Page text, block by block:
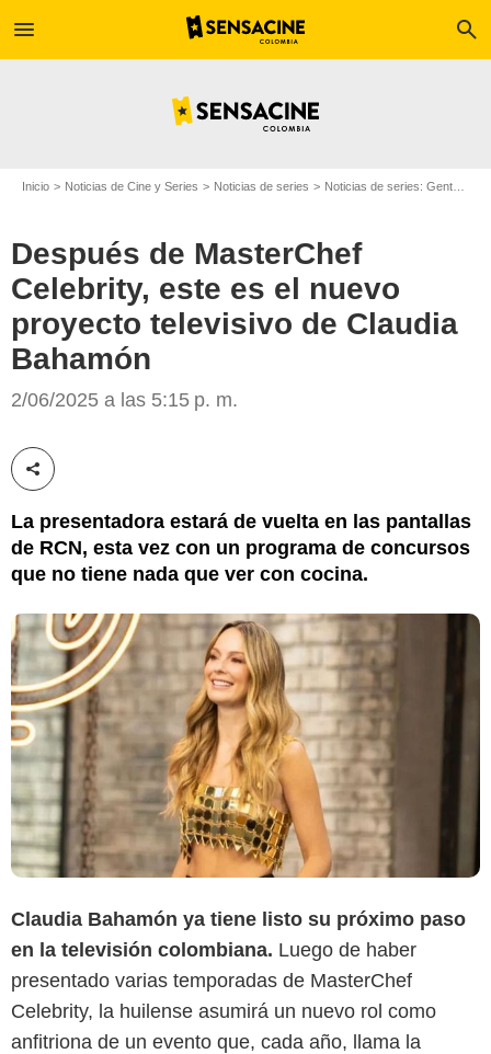
menu search
Inicio Noticias de Cine y Series Noticias de series Noticias de series: Gente
Después de MasterChef
Celebrity, este es el nuevo
proyecto televisivo de Claudia
Bahamón
2/06/2025 a las 5:15 p. m.
Compartir esta noticia
La presentadora estará de vuelta en las pantallas
de RCN, esta vez con un programa de concursos
que no tiene nada que ver con cocina.
Claudia Bahamón ya tiene listo su próximo paso
en la televisión colombiana. Luego de haber
presentado varias temporadas de MasterChef
Celebrity, la huilense asumirá un nuevo rol como
anfitriona de un evento que, cada año, llama la